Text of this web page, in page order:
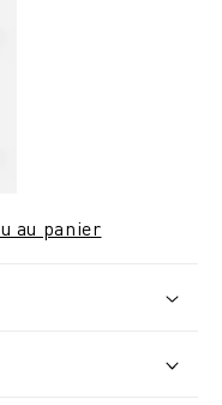
au panier